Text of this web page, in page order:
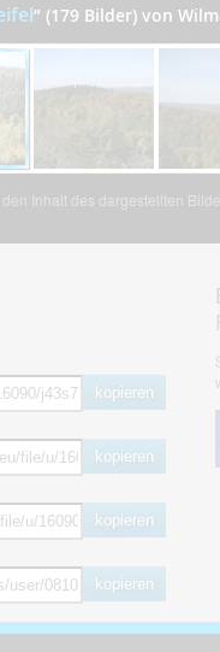
” (179 Bilder) von
Inhalt des dargestellten
kopieren
kopieren
kopieren
kopieren